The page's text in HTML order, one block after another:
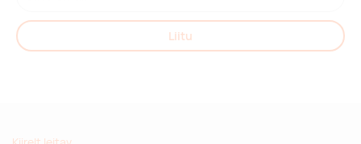
Liitu